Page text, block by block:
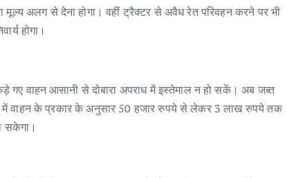
अलग से देना होगा। वहीं ट्रैक्टर से अवैध रेत परिवहन करने पर भी
होगा।
वाहन आसानी से दोबारा अपराध में इस्तेमाल न हो सकें। अब जब्त
में वाहन के प्रकार के अनुसार 50 हजार रुपये से लेकर 3 लाख रुपये तक
सकेगा।